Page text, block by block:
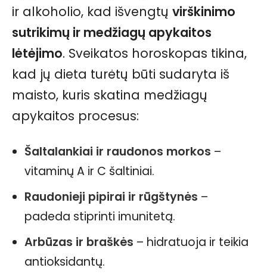
ir alkoholio, kad išvengtų virškinimo
sutrikimų ir medžiagų apykaitos
lėtėjimo. Sveikatos horoskopas tikina,
kad jų dieta turėtų būti sudaryta iš
maisto, kuris skatina medžiagų
apykaitos procesus:
Šaltalankiai ir raudonos morkos –
vitaminų A ir C šaltiniai.
Raudonieji pipirai ir rūgštynės –
padeda stiprinti imunitetą.
Arbūzas ir braškės – hidratuoja ir teikia
antioksidantų.